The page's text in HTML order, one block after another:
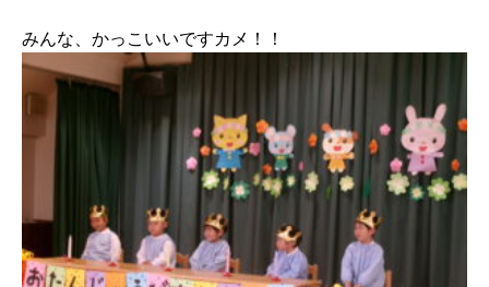
みんな、かっこいいですカメ！！